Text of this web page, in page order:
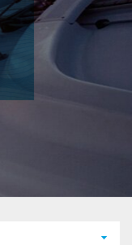
联络我们